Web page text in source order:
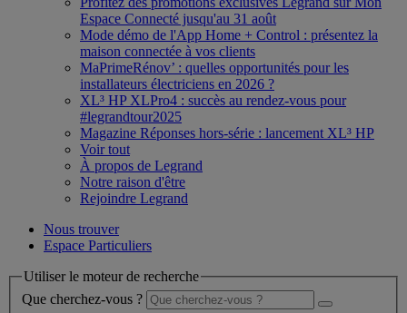
Espace Connecté jusqu'au 31 août
Mode démo de l'App Home + Control : présentez la
maison connectée à vos clients
MaPrimeRénov’ : quelles opportunités pour les
installateurs électriciens en 2026 ?
XL³ HP XLPro4 : succès au rendez-vous pour
#legrandtour2025
Magazine Réponses hors-série : lancement XL³ HP
Voir tout
À propos de Legrand
Notre raison d'être
Rejoindre Legrand
Nous trouver
Espace Particuliers
Utiliser le moteur de recherche
Que cherchez-vous ?